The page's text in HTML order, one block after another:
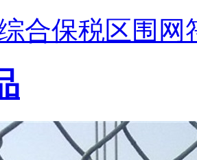
合保税区围网